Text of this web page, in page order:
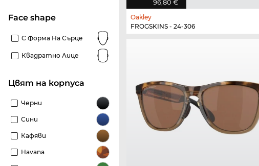
Face shape
С Форма На Сърце
Квадратно Лице
Цвят на корпуса
Черни
Сини
Кафяви
Havana
96,80 €
Oakley
FROGSKINS - 24-306